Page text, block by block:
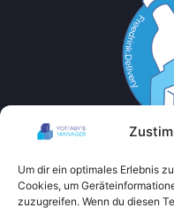
Um dir ein optimales Erlebnis
Cookies, um
zuzugreifen. Wenn du diesen